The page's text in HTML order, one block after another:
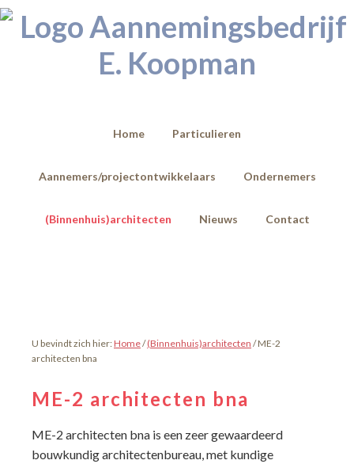
Home Particulieren
Aannemers/projectontwikkelaars Ondernemers
(Binnenhuis)architecten Nieuws Contact
U bevindt zich hier:Home/ (Binnenhuis)architecten /ME-2
architecten bna
ME-2 architecten bna
ME-2 architecten bna is een zeer gewaardeerd
bouwkundig architectenbureau, met kundige